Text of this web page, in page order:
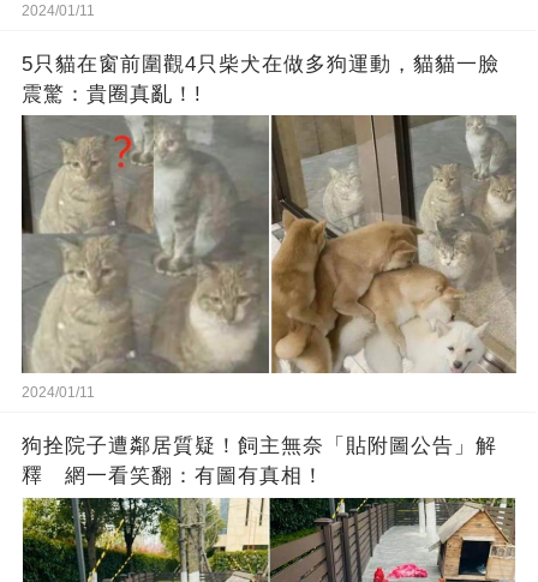
2024/01/11
5只貓在窗前圍觀4只柴犬在做多狗運動，貓貓一臉
震驚：貴圈真亂！!
2024/01/11
狗拴院子遭鄰居質疑！飼主無奈「貼附圖公告」解
釋 網一看笑翻：有圖有真相！